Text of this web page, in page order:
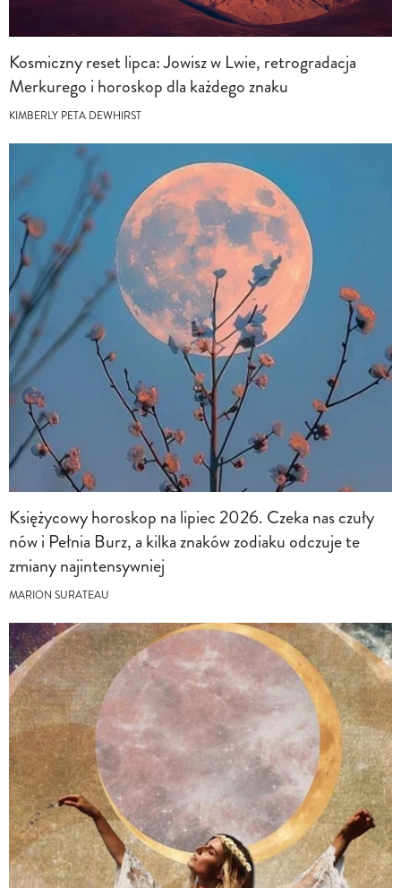
Kosmiczny reset lipca: Jowisz w Lwie, retrogradacja
Merkurego i horoskop dla każdego znaku
KIMBERLY PETA DEWHIRST
Księżycowy horoskop na lipiec 2026. Czeka nas czuły
nów i Pełnia Burz, a kilka znaków zodiaku odczuje te
zmiany najintensywniej
MARION SURATEAU